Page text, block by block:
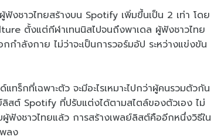
งชาวไทยสร้างบน Spotify เพิ่มขึ้นเป็น 2 เท่า โดย
ตั้งแต่กีฬาเทนนิสไปจนถึงพาเดล ผู้ฟังชาวไทย
ำลังกาย ไม่ว่าจะเป็นการวอร์มอัป ระหว่างแข่งขัน
ร็กที่เฉพาะตัว จะมีอะไรเหมาะไปกว่าผู้คนรวมตัวกัน
ลิสต์ Spotify ที่ปรับแต่งได้ตามสไตล์ของตัวเอง ไม่
ฟังชาวไทยแล้ว การสร้างเพลย์ลิสต์คืออีกหนึ่งวิธีใน
ลง